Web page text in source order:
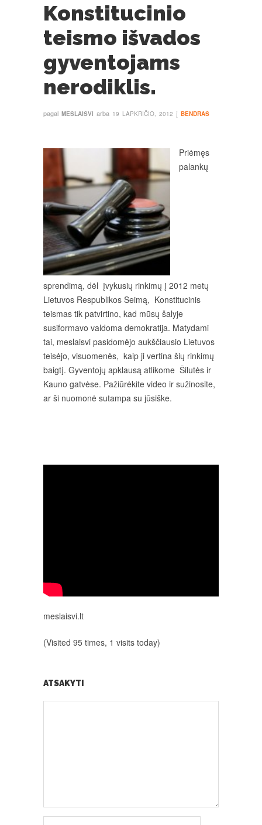
Konstitucinio
teismo išvados
gyventojams
nerodiklis.
pagal MESLAISVI arba 19 LAPKRIČIO, 2012 į BENDRAS
Priėmęs
palankų
sprendimą, dėl įvykusių rinkimų į 2012 metų
Lietuvos Respublikos Seimą, Konstitucinis
teismas tik patvirtino, kad mūsų šalyje
susiformavo valdoma demokratija. Matydami
tai, meslaisvi pasidomėjo aukščiausio Lietuvos
teisėjo, visuomenės, kaip ji vertina šių rinkimų
baigtį. Gyventojų apklausą atlikome Šilutės ir
Kauno gatvėse. Pažiūrėkite video ir sužinosite,
ar ši nuomonė sutampa su jūsiške.
meslaisvi.lt
(Visited 95 times, 1 visits today)
ATSAKYTI